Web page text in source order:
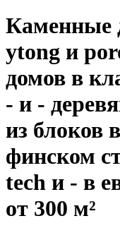
Каменные
ytong и
домов в
- и -
из блоков
финском
tech и - в
от 300 м²